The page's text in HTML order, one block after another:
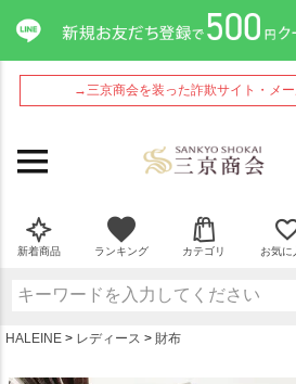
→三京商会を装った詐欺サイト・メ
新着商品 ランキング カテゴリ お気に
HALEINE レディース 財布